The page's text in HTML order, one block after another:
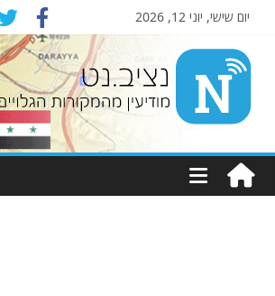
יום שישי, יוני 12, 2026
Nziv.net
מודיעין
מהמקורות